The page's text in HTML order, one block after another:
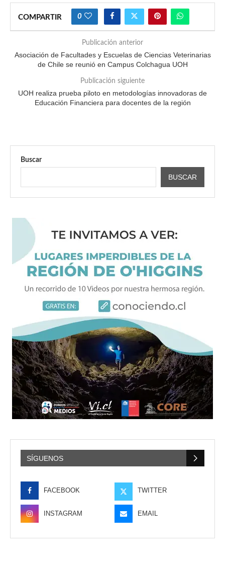
COMPARTIR 0
Publicación anterior
Asociación de Facultades y Escuelas de Ciencias Veterinarias
de Chile se reunió en Campus Colchagua UOH
Publicación siguiente
UOH realiza prueba piloto en metodologías innovadoras de
Educación Financiera para docentes de la región
Buscar
BUSCAR
SÍGUENOS
FACEBOOK TWITTER
INSTAGRAM EMAIL